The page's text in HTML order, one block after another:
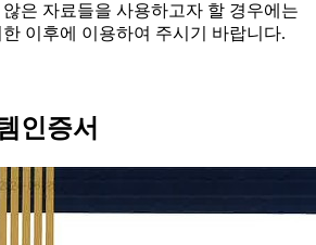
은 자료들을 사용하고자 할 경우에는
이후에 이용하여 주시기 바랍니다.
인증서